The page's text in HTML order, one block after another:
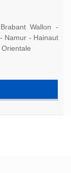
Wallon -
Namur - Hainaut